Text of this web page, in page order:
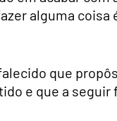
alguma coisa
que
e que a seguir